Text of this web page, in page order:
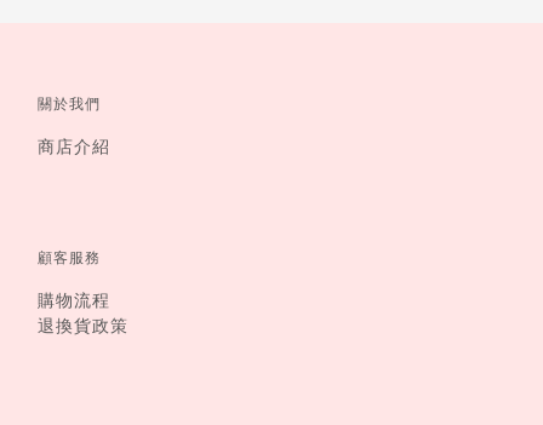
關於我們
商店介紹
顧客服務
購物流程
退換貨政策